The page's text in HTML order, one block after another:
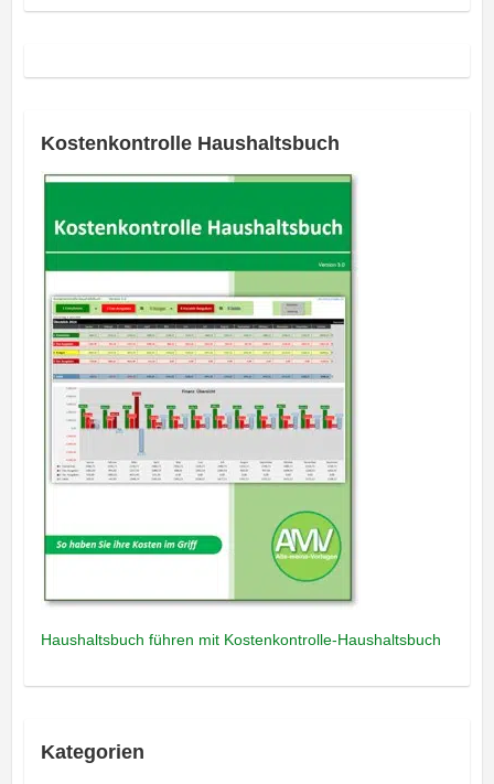
Kostenkontrolle Haushaltsbuch
Haushaltsbuch führen mit Kostenkontrolle-Haushaltsbuch
Kategorien